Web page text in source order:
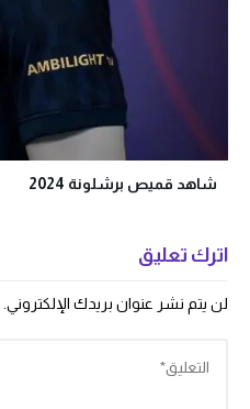
شاهد قميص برشلونة 2024
اترك تعليق
لن يتم نشر عنوان بريدك الإلكتروني.